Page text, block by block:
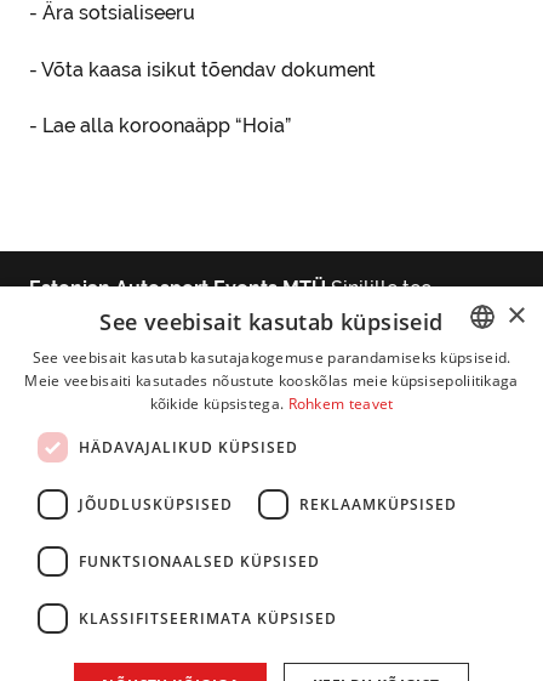
- Ära sotsialiseeru
- Võta kaasa isikut tõendav dokument
- Lae alla koroonaäpp “Hoia”
Estonian Autosport Events MTÜSinilille tee
1, Peetri alevik, Rae vald, 75312 Harjumaa,
kontakttelefon +372 567 002 39
Käitumis- ja turvareeglid|
ESTONIAN
ESTONIAN
×
See veebisait kasutab küpsiseid
See veebisait kasutab kasutajakogemuse parandamiseks küpsiseid.
Meie veebisaiti kasutades nõustute kooskõlas meie küpsisepoliitikaga
kõikide küpsistega. Rohkem teavet
HÄDAVAJALIKUD KÜPSISED
JÕUDLUSKÜPSISED REKLAAMKÜPSISED
FUNKTSIONAALSED KÜPSISED
KLASSIFITSEERIMATA KÜPSISED